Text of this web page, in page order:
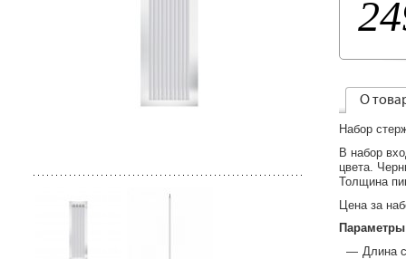
О
Набор
В набор
цвета.
Толщина
Цена за
Параметры
Длина